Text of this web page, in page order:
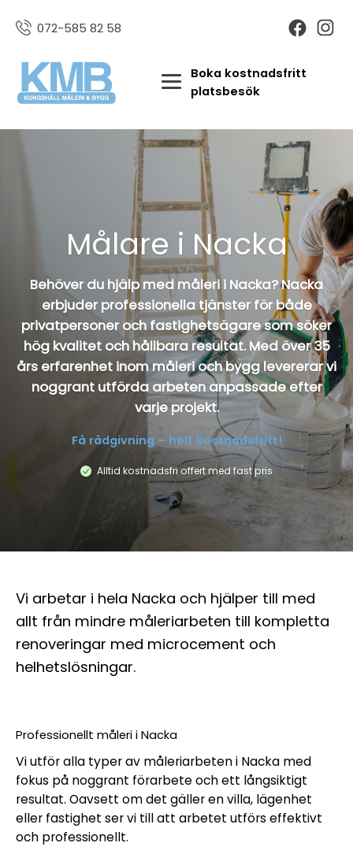
072-585 82 58
Boka kostnadsfritt
platsbesök
Målare i Nacka
Behöver du hjälp med måleri i Nacka? Nacka
erbjuder professionella tjänster för både
privatpersoner och fastighetsägare som söker
hög kvalitet och hållbara resultat. Med över 35
års erfarenhet inom måleri och bygg levererar vi
noggrant utförda arbeten anpassade efter
varje projekt.
Få rådgivning – helt kostnadsfritt!
Alltid kostnadsfri offert med fast pris
Vi arbetar i hela Nacka och hjälper till med
allt från mindre måleriarbeten till kompletta
renoveringar med microcement och
helhetslösningar.
Professionellt måleri i Nacka
Vi utför alla typer av måleriarbeten i Nacka med
fokus på noggrant förarbete och ett långsiktigt
resultat. Oavsett om det gäller en villa, lägenhet
eller fastighet ser vi till att arbetet utförs effektivt
och professionellt.